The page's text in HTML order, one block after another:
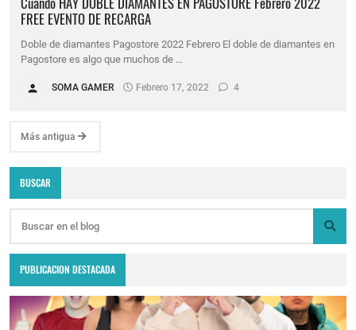
FREE EVENTO DE RECARGA
Doble de diamantes Pagostore 2022 Febrero El doble de diamantes en
Pagostore es algo que muchos de …
SOMA GAMER Febrero 17, 2022 4
Más antigua
BUSCAR
PUBLICACION DESTACADA